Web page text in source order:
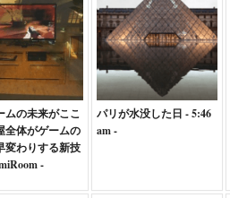
ムの未来がここ
全体がゲームの
変わりする新技
-
パリが水没した日 - 5:46
am -